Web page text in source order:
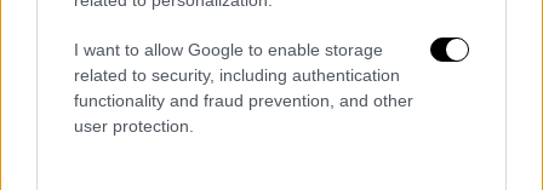
I want to allow Google to enable storage
related to security, including authentication
functionality and fraud prevention, and other
user protection.
Justin Henry (AP photo)
Σε ηλικία μόλις